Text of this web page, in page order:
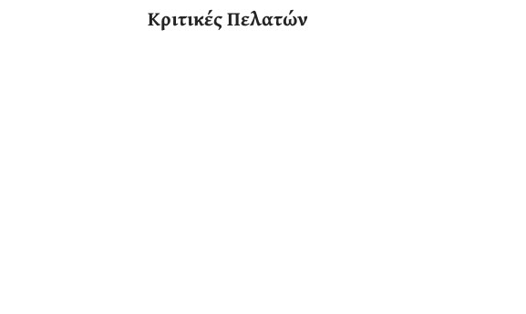
Κριτικές Πελατών